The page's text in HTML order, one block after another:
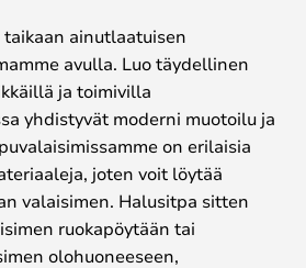
ainutlaatuisen
avulla. Luo täydellinen
ja toimivilla
yhdistyvät moderni muotoilu ja
on erilaisia
joten voit löytää
valaisimen. Halusitpa sitten
ruokapöytään tai
olohuoneeseen,